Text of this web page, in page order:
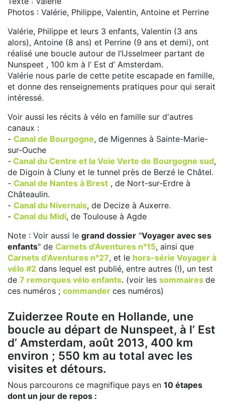
Photos : Valérie, Philippe, Valentin, Antoine et Perrine
Valérie, Philippe et leurs 3 enfants, Valentin (3 ans
alors), Antoine (8 ans) et Perrine (9 ans et demi), ont
réalisé une boucle autour de l’IJsselmeer partant de
Nunspeet , 100 km à l’ Est d’ Amsterdam.
Valérie nous parle de cette petite escapade en famille,
et donne des renseignements pratiques pour qui serait
intéressé.
Voir aussi les récits à vélo en famille sur d'autres
canaux :
- Canal de Bourgogne, de Migennes à Sainte-Marie-
sur-Ouche
- Canal du Centre et la Voie Verte de Bourgogne sud,
de Digoin à Cluny et le tunnel près de Berzé le Châtel.
- Canal de Nantes à Brest , de Nort-sur-Erdre à
Châteaulin.
- Canal du Nivernais, de Decize à Auxerre.
- Canal du Midi, de Toulouse à Agde
Note : Voir aussi le grand dossier "Voyager avec ses
enfants" de Carnets d'Aventures n°15, ainsi que
Carnets d'Aventures n°27, et le hors-série Voyager à
vélo #2 dans lequel est publié, entre autres (!), un test
de 7 remorques vélo enfants. (voir les sommaires de
ces numéros ; commander ces numéros)
Zuiderzee Route en Hollande, une
boucle au départ de Nunspeet, à l’ Est
d’ Amsterdam, août 2013, 400 km
environ ; 550 km au total avec les
visites et détours.
Nous parcourons ce magnifique pays en 10 étapes
dont un jour de repos :